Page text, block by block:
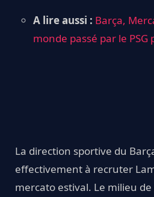
A lire aussi : Barça,
monde passé par le PSG
La direction sportive du
effectivement à recruter
mercato estival. Le milieu